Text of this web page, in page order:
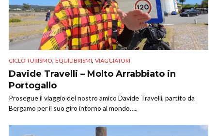
CICLO TURISMO, EQUILIBRISMI, VIAGGIATORI
Davide Travelli – Molto Arrabbiato in
Portogallo
Prosegue il viaggio del nostro amico Davide Travelli, partito da
Bergamo per il suo giro intorno al mondo…..